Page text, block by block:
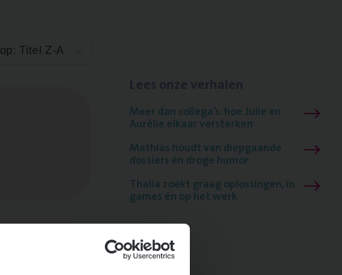
Titel Z-A
Meer dan collega’s: hoe Julie en
Aurélie elkaar versterken
Mathias houdt van diepgaande
dossiers én droge humor
Thalia zoekt graag oplossingen, in
games én op het werk